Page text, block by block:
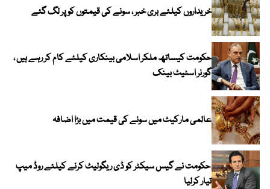
خریداروں کیلئے بری خبر ، سونے کی قیمتوں کو پر لگ گئے
حکومت کیساتھ ملکر اسلامی بینکاری کیلئے کام کر رہے ہیں ،
گورنر اسٹیٹ بینک
عالمی مارکیٹ میں سونے کی قیمت میں بڑا اضافہ
حکومت نے گیس سیکٹر کو ڈی ریگولیٹ کرنے کیلئے روڈ میپ
تیار کرلیا